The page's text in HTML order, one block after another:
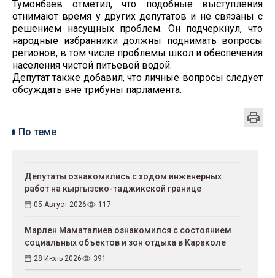
Тумонбаев отметил, что подобные выступления
отнимают время у других депутатов и не связаны с
решением насущных проблем. Он подчеркнул, что
народные избранники должны поднимать вопросы
регионов, в том числе проблемы школ и обеспечения
населения чистой питьевой водой.
Депутат также добавил, что личные вопросы следует
обсуждать вне трибуны парламента.
По теме
Депутаты ознакомились с ходом инженерных
работ на кыргызско-таджикской границе
05 Август 2026 117
Марлен Маматалиев ознакомился с состоянием
социальных объектов и зон отдыха в Караколе
28 Июль 2026 391